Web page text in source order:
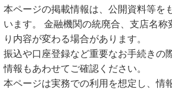
本ページの掲載情報は、公開資料等を
います。 金融機関の統廃合、支店名称
り内容が変わる場合があります。
振込や口座登録など重要なお手続きの
情報もあわせてご確認ください。
本ページは実務での利用を想定し、情